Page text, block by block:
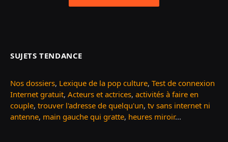
SUJETS TENDANCE
Nos dossiers, Lexique de la pop culture, Test de connexion
Internet gratuit, Acteurs et actrices, activités à faire en
couple, trouver l'adresse de quelqu'un, tv sans internet ni
antenne, main gauche qui gratte, heures miroir...